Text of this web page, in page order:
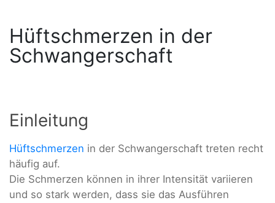
Hüftschmerzen in der
Schwangerschaft
Einleitung
Hüftschmerzen in der Schwangerschaft treten recht
häufig auf.
Die Schmerzen können in ihrer Intensität variieren
und so stark werden, dass sie das Ausführen